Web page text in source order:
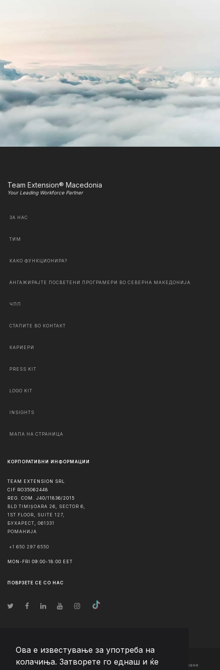
Ова е известување за употреба на
колачиња. Затворете го еднаш и ќе
Team Extension® Macedonia
Your Leading Workforce Partner
ЗА НАС
ТИМ
КАКО ФУНКЦИОНИРА?
АНГАЖИРАЈТЕ ПОСВЕТЕНИ ПРОГРАМЕРИ ВО СЕВЕРНА МАКЕДОНИЈА
ЧПП
СТАПИТЕ ВО КОНТАКТ
КАРИЕРИ
PRESS KIT
LOGO KIT
INSIGHTS
МАПА НА СТРАНИЦА
КОРПОРАТИВНИ ИНФОРМАЦИИ
TEAM EXTENSION SRL
CIF RO35062448
REG. COM. J40/11836/2015
BLD TIMIȘOARA 26, SECTOR 6,
1ST FLOOR, SUITE 127,
БУХАРЕСТ
061331
РОМАНИЈА
+1 650 297 6550
MON-FRI 09:00-18:00 EET
ПОВРЗЕТЕ СЕ СО НАС
© Авторско право2026 Team Extension Macedonia - Сите права задржани